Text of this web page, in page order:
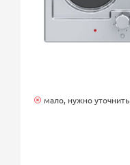
мало, нужно уточнить